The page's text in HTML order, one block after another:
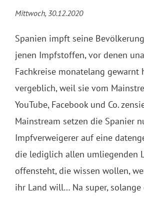
Mittwoch, 30.12.2020
Spanien impft seine
jenen Impfstoffen, vor denen
Fachkreise monatelang gewarnt
vergeblich, weil sie vom
YouTube, Facebook und Co.
Mainstream setzen die Spanier
Impfverweigerer auf eine
die lediglich allen umliegenden
offensteht, die wissen wollen,
ihr Land will… Na super, solange